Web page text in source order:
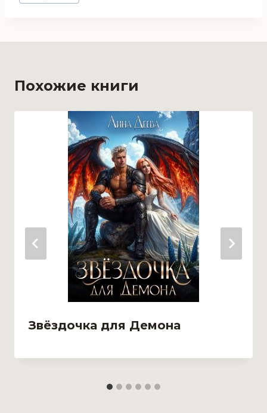
записи:
Похожие книги
Звёздочка для Демона